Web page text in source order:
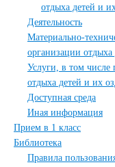
отдыха детей и
Деятельность
Материально-
организации
Услуги, в том числе
отдыха детей и их
Доступная среда
Иная информация
Прием в 1 класс
Библиотека
Правила